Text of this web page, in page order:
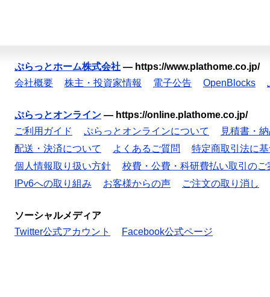
ぷらっとホーム株式会社 — https://www.plathome.co.jp/
会社概要
株主・投資家情報 電子公告 OpenBlocks
ぷらっとオンライン — https://online.plathome.co.jp/
ご利用ガイド
ぷらっとオンラインについて
見積書・
配送・決済について
よくあるご質問
特定商取引法に
個人情報取り扱い方針
校費・公費・科研費払い取引のご
IPv6への取り組み
お客様からの声 ご注文の取り消し
ソーシャルメディア
Twitter公式アカウント
Facebook公式ページ